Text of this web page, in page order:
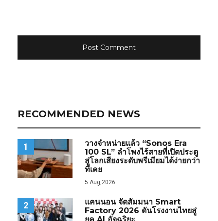
RECOMMENDED NEWS
1
วางจำหน่ายแล้ว “Sonos Era
100 SL” ลำโพงไร้สายที่เปิดประตู
สู่โลกเสียงระดับพรีเมียมได้ง่ายกว่า
ที่เคย
5 Aug,2026
2
แคนนอน จัดสัมมนา Smart
Factory 2026 ดันโรงงานไทยสู่